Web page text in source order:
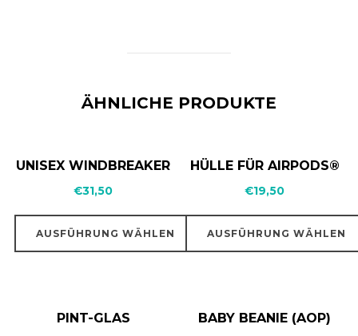
ÄHNLICHE PRODUKTE
UNISEX WINDBREAKER
€31,50
AUSFÜHRUNG WÄHLEN
HÜLLE FÜR AIRPODS®
€19,50
AUSFÜHRUNG WÄHLEN
PINT-GLAS BABY BEANIE (AOP)